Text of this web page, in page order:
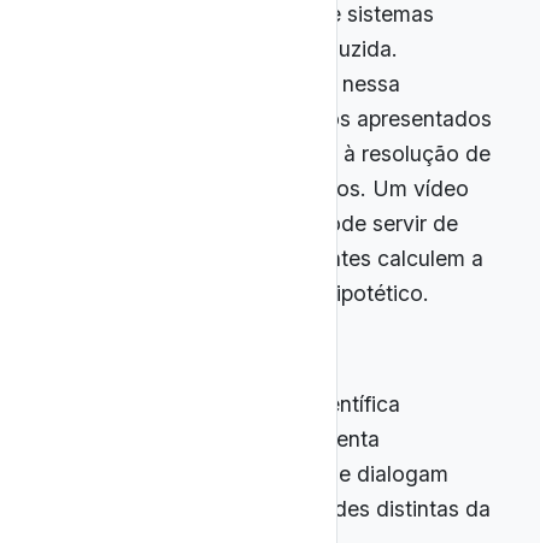
projeto de modelagem de sistemas
planetários em escala reduzida.
Resolução de problemas: nessa
metodologia, os conceitos apresentados
nos vídeos são aplicados à resolução de
desafios reais ou simulados. Um vídeo
sobre mecânica orbital pode servir de
base para que os estudantes calculem a
trajetória de um satélite hipotético.
Cada canal de divulgação científica
analisado neste estudo apresenta
características específicas que dialogam
com competências e habilidades distintas da